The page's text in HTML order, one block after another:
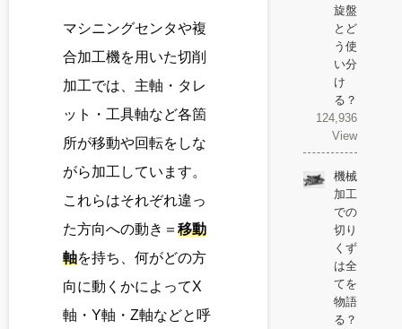
マシニングセンタや複
合加工機を用いた切削
加工では、主軸・タレ
ット・工具軸など各箇
所が移動や回転をしな
がら加工しています。
これらはそれぞれ違っ
た方向への動き＝ 移動
軸を持ち、何がどの方
向に動くかによってX
軸・Y軸・Z軸などと呼
旋盤
とど
う使
い分
け
る？
124,936
View
機械
加工
での
切り
くず
は全
てを
物語
る？